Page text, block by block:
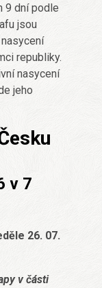
9 dní podle
jsou
republiky.
nasycení
jeho
v 7
26. 07.
v části